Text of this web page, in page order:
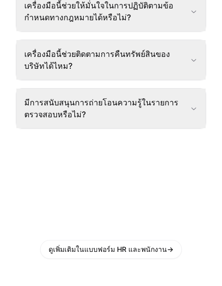
เครื่องมือนี้ช่วยให้มั่นใจในการปฏิบัติตามข้อ
กำหนดทางกฎหมายได้หรือไม่?
เครื่องมือนี้ช่วยติดตามการคืนทรัพย์สินของ
บริษัทได้ไหม?
มีการสนับสนุนการถ่ายโอนความรู้ในรายการ
ตรวจสอบหรือไม่?
ดูเพิ่มเติมในแบบฟอร์ม HR และพนักงาน→